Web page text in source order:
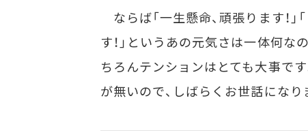
ならば「一生懸命、頑張ります！
す！」というあの元気さは一体何な
ちろんテンションはとても大事で
が無いので、しばらくお世話になり